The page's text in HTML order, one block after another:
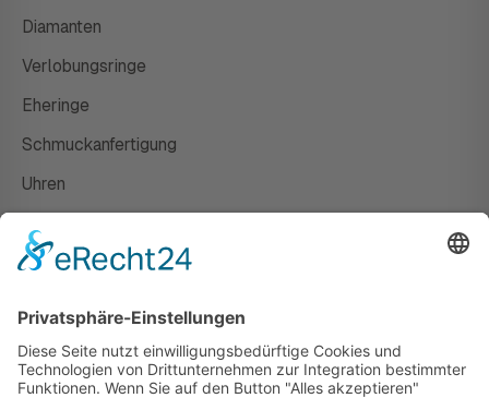
Diamanten
Verlobungsringe
Eheringe
Schmuckanfertigung
Uhren
Susanne Steiger
Geschäfte